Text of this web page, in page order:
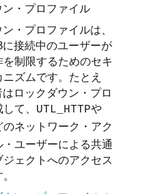
・プロファイル
・プロファイルは、
接続中のユーザーが
制限するためのセキ
ズムです。たとえ
ロックダウン・プロ
て、
UTL_HTTPや
のネットワーク・アク
ユーザーによる共通
ェクトへのアクセス